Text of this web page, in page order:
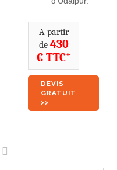
A partir
de 430
€ TTC*
DEVIS
GRATUIT
>>